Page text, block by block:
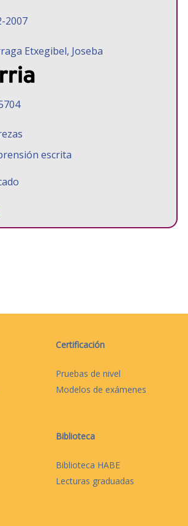
2007
Etxegibel, Joseba
escrita
Certificación
Pruebas de nivel
Modelos de exámenes
Biblioteca
Biblioteca HABE
Lecturas graduadas